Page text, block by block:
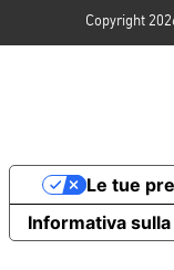
Copyright
Informativa
Le tue